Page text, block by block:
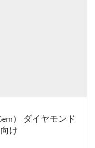
） ダイヤモンド
け